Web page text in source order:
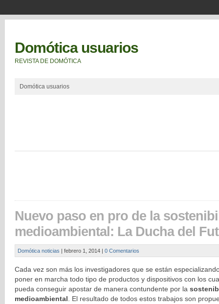
Domótica usuarios
REVISTA DE DOMÓTICA
Domótica usuarios
Nuevo paso en pro de la
medioambiental: La Ducha del
Domótica noticias | febrero 1, 2014 | 0 Comentarios
Cada vez son más los investigadores que se están
poner en marcha todo tipo de productos y dispositivos con los
pueda conseguir apostar de manera contundente por la
medioambiental . El resultado de todos estos trabajos son